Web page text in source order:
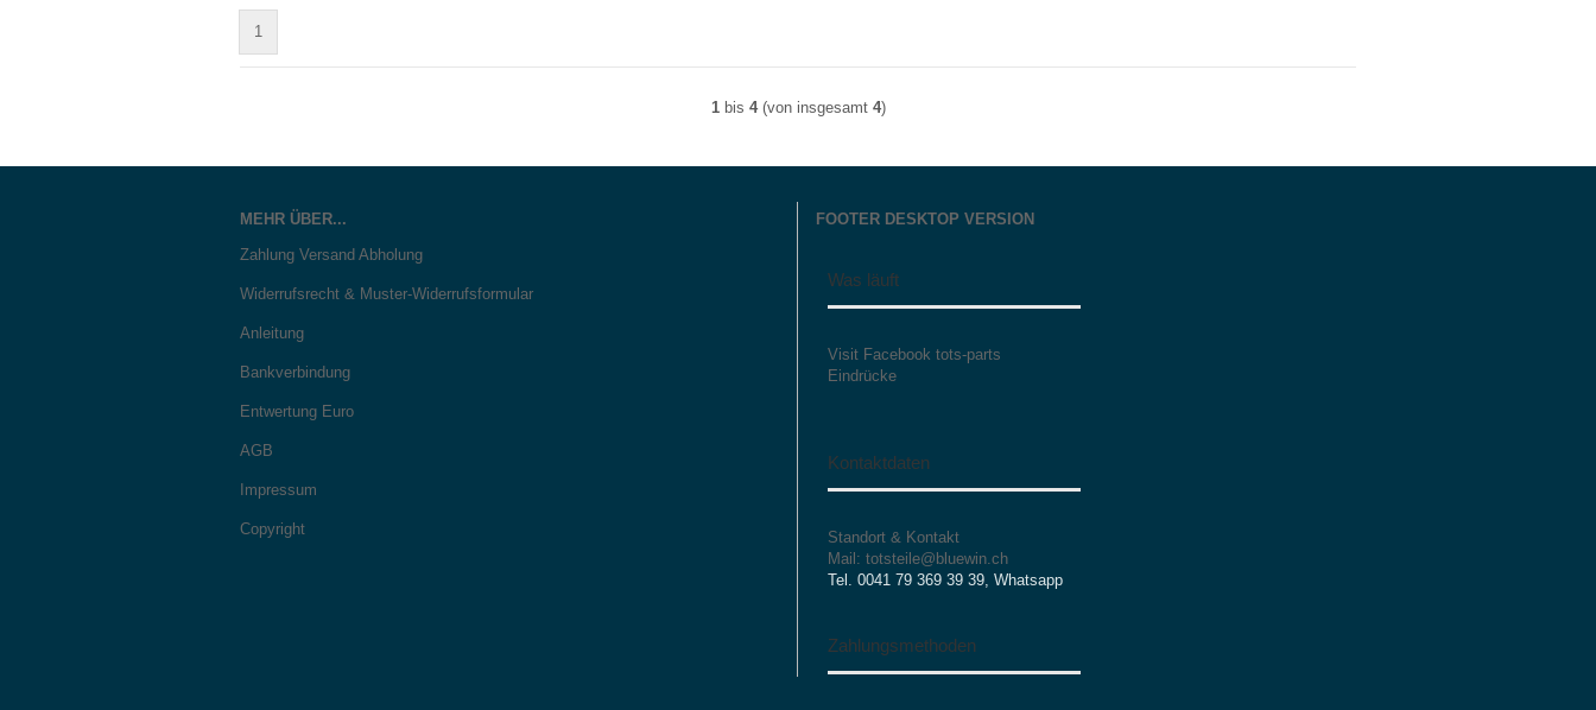
1
1bis 4(von insgesamt 4)
MEHR ÜBER...
Zahlung Versand Abholung
Widerrufsrecht & Muster-Widerrufsformular
Anleitung
Bankverbindung
Entwertung Euro
AGB
Impressum
Copyright
FOOTER DESKTOP VERSION
Was läuft
Visit Facebook tots-parts
Eindrücke
Kontaktdaten
Standort & Kontakt
Mail: totsteile@bluewin.ch
Tel. 0041 79 369 39 39, Whatsapp
Zahlungsmethoden